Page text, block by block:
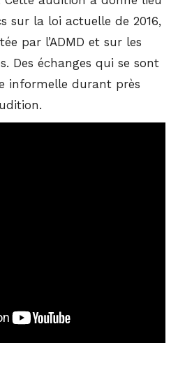
sur la loi actuelle de 2016,
par l’ADMD et sur les
Des échanges qui se sont
informelle durant près